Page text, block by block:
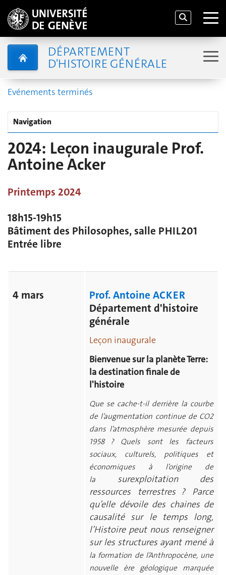
DÉPARTEMENT
D'HISTOIRE GÉNÉRALE
Evénements terminés
Navigation
2024: Leçon inaugurale Prof.
Antoine Acker
Printemps 2024
18h15-19h15
Bâtiment des Philosophes, salle PHIL201
Entrée libre
4 mars
Prof. Antoine ACKER
Département d'histoire
générale
Leçon inaugurale
Bienvenue sur la planète Terre:
la destination finale de
l'histoire
Que se cache-t-il derrière la courbe
de l’augmentation continue de CO2
dans l’atmosphère mesurée depuis
1958 ? Quels sont les facteurs
sociaux, culturels, politiques et
économiques à l’origine de
la surexploitation des
ressources terrestres ? Parce
qu’elle dévoile des chaines de
causalité sur le temps long,
l’Histoire peut nous renseigner
sur les structures ayant mené à
la formation de l’Anthropocène, une
nouvelle ère géologique marquée